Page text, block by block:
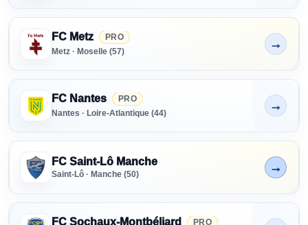
FC Metz
PRO
Metz · Moselle (57)
Non indiqué
→
FC Nantes
PRO
Nantes · Loire-Atlantique (44)
Non indiqué
→
FC Saint-Lô Manche
Saint-Lô · Manche (50)
En cours
→
FC Sochaux-Montbéliard
PRO